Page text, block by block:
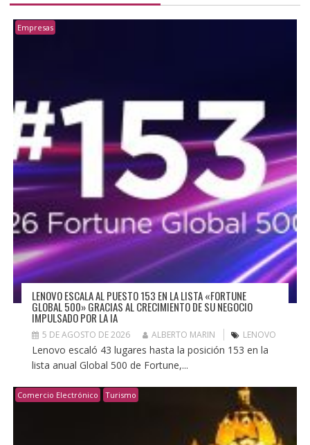
Empresas
LENOVO ESCALA AL PUESTO 153 EN LA LISTA «FORTUNE
GLOBAL 500» GRACIAS AL CRECIMIENTO DE SU NEGOCIO
IMPULSADO POR LA IA
5 DE AGOSTO DE 2026 ALBERTO MARIN LENOVO
Lenovo escaló 43 lugares hasta la posición 153 en la
lista anual Global 500 de Fortune,...
Comercio Electrónico Turismo